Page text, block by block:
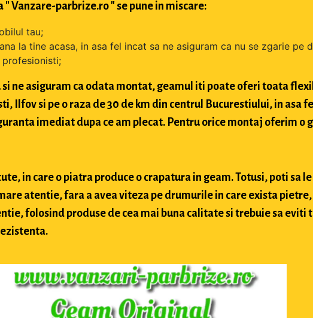
Vanzare-parbrize.ro " se pune in miscare:
tau;
la tine acasa, in asa fel incat sa ne asiguram ca nu se zgarie pe
ne asiguram ca odata montat, geamul iti poate oferi toata
Ilfov si pe o raza de 30 de km din centrul Bucurestiului, in asa
imediat dupa ce am plecat. Pentru orice montaj oferim o
in care o piatra produce o crapatura in geam. Totusi, poti sa
atentie, fara a avea viteza pe drumurile in care exista
folosind produse de cea mai buna calitate si trebuie sa eviti